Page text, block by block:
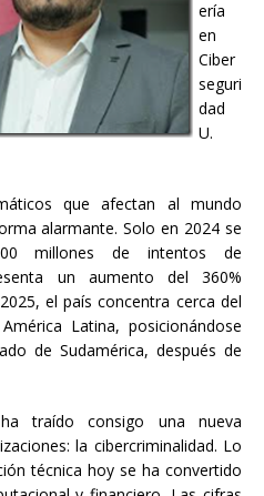
ería
en
Ciber
seguri
dad
U.
que afectan al mundo
alarmante. Solo en 2024 se
millones de intentos de
un aumento del 360%
el país concentra cerca del
Latina, posicionándose
de Sudamérica, después de
traído consigo una nueva
la cibercriminalidad. Lo
técnica hoy se ha convertido